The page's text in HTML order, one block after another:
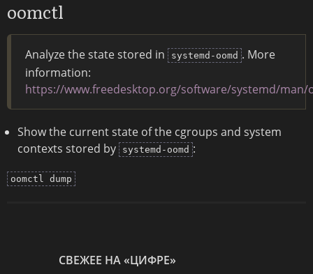
oomctl
Analyze the state stored in systemd-oomd . More
information:
https://www.freedesktop.org/software/systemd/
Show the current state of the cgroups and system
contexts stored by
systemd-oomd :
oomctl dump
СВЕЖЕЕ НА «ЦИФРЕ»